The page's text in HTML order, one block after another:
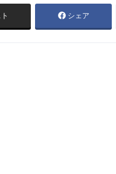
シェア